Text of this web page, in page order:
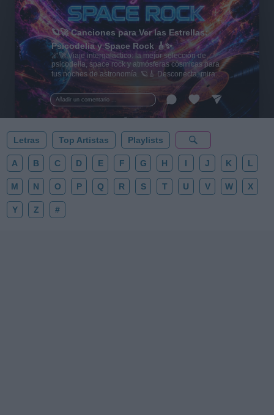
Añadir un comentario ...
🪐🚀 Canciones para Ver las Estrellas:
Psicodelia y Space Rock 🎸✨
🌌🚀 Viaje intergaláctico: la mejor selección de
psicodelia, space rock y atmósferas cósmicas para
tus noches de astronomía. 🪐🎸 Desconecta, mira
al firmamento y siente la gravedad cero. 💾 ¡Guarda
esta colección para tu próxima noche estrellada!
✨⭐
Letras Top Artistas Playlists
A B C D E F G H I J K L
M N O P Q R S T U V W X
Y Z #